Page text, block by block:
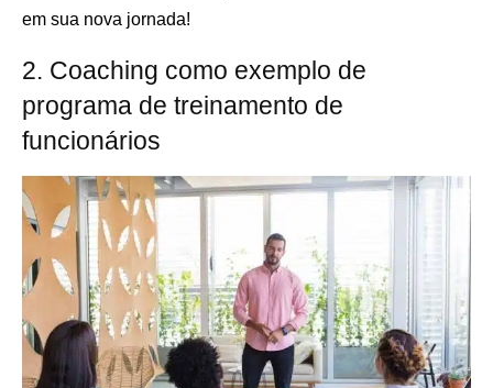
em sua nova jornada!
2. Coaching como exemplo de
programa de treinamento de
funcionários